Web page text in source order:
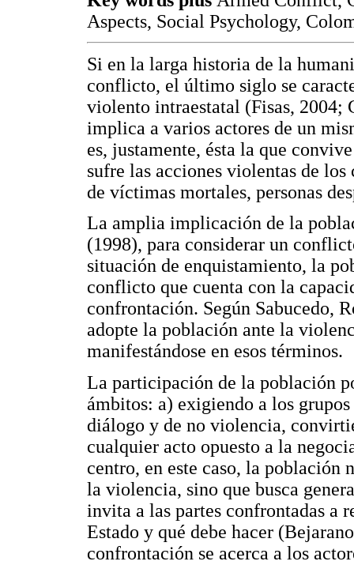
Aspects, Social Psychology,
Si en la larga historia de la
conflicto, el último siglo se
violento intraestatal (Fisas, 2004;
implica a varios actores de un
es, justamente, ésta la que
sufre las acciones violentas de
de víctimas mortales, personas
La amplia implicación de la
(1998), para considerar un
situación de enquistamiento, la
conflicto que cuenta con la
confrontación. Según Sabucedo,
adopte la población ante la
manifestándose en esos términos.
La participación de la población
ámbitos: a) exigiendo a los
diálogo y de no violencia,
cualquier acto opuesto a la
centro, en este caso, la población
la violencia, sino que busca
invita a las partes confrontadas a
Estado y qué debe hacer
confrontación se acerca a los